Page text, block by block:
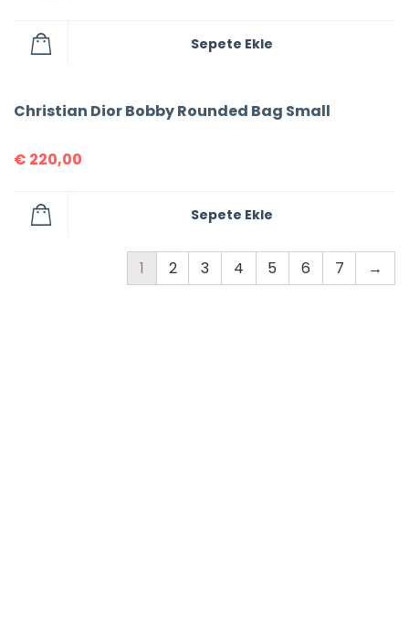
Sepete Ekle
Christian Dior Bobby Rounded Bag Small
€ 220,00
Sepete Ekle
1 2 3 4 5 6 7 →